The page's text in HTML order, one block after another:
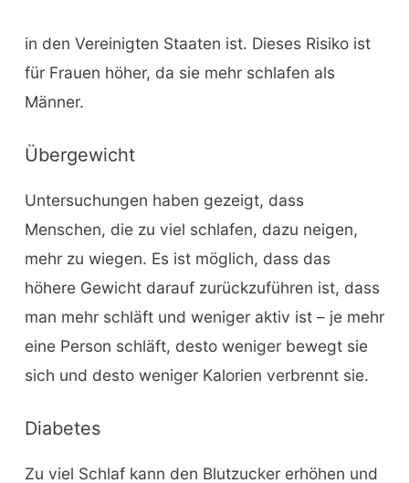
in den Vereinigten Staaten ist. Dieses Risiko ist
für Frauen höher, da sie mehr schlafen als
Männer.
Übergewicht
Untersuchungen haben gezeigt, dass
Menschen, die zu viel schlafen, dazu neigen,
mehr zu wiegen. Es ist möglich, dass das
höhere Gewicht darauf zurückzuführen ist, dass
man mehr schläft und weniger aktiv ist – je mehr
eine Person schläft, desto weniger bewegt sie
sich und desto weniger Kalorien verbrennt sie.
Diabetes
Zu viel Schlaf kann den Blutzucker erhöhen und